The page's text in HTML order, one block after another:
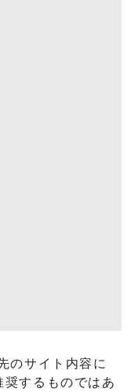
のサイト内容に
するものではあ